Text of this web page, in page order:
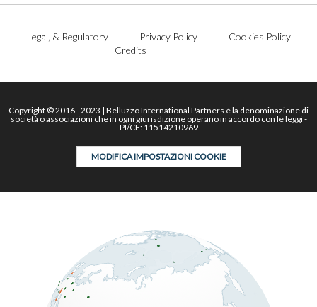
Legal, & Regulatory Privacy Policy
Cookies Policy
Credits
Copyright © 2016 - 2023 | Belluzzo International Partners è la denominazione di
società o associazioni che in ogni giurisdizione operano in accordo con le leggi -
PI/CF: 11514210969
MODIFICA IMPOSTAZIONI COOKIE